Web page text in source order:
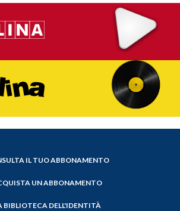
IL TUO ABBONAMENTO
UN ABBONAMENTO
BIBLIOTECA DELL'IDENTITÀ